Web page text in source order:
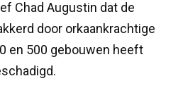
Chad Augustin dat de
door orkaankrachtige
en 500 gebouwen heeft